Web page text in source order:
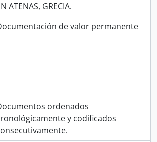
ATENAS, GRECIA.
de valor permanente
ordenados
y codificados